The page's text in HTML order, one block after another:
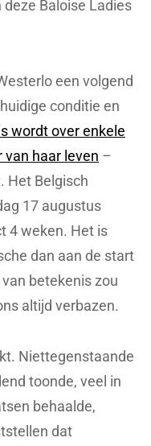
Baloise Ladies
een volgend
conditie en
wordt over enkele
van haar leven –
Het Belgisch
17 augustus
4 weken. Het is
dan aan de start
betekenis zou
altijd verbazen.
Niettegenstaande
toonde, veel in
behaalde,
dat